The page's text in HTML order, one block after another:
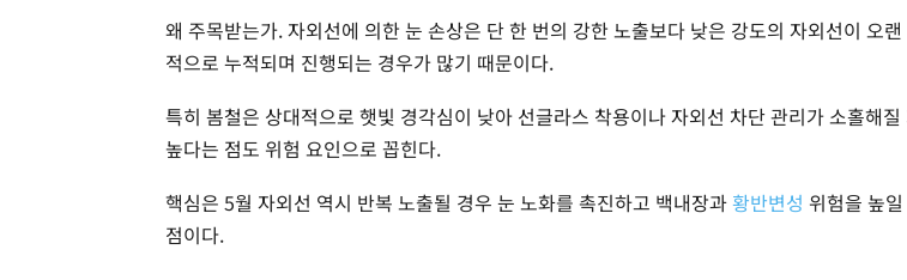
왜 주목받는가. 자외선에 의한 눈 손상은 단 한 번의 강한 노출보다 낮은 강도의 자외선이 오
적으로 누적되며 진행되는 경우가 많기 때문이다.
특히 봄철은 상대적으로 햇빛 경각심이 낮아 선글라스 착용이나 자외선 차단 관리가 소홀해질
높다는 점도 위험 요인으로 꼽힌다.
핵심은 5월 자외선 역시 반복 노출될 경우 눈 노화를 촉진하고 백내장과황반변성 위험을 높
점이다.